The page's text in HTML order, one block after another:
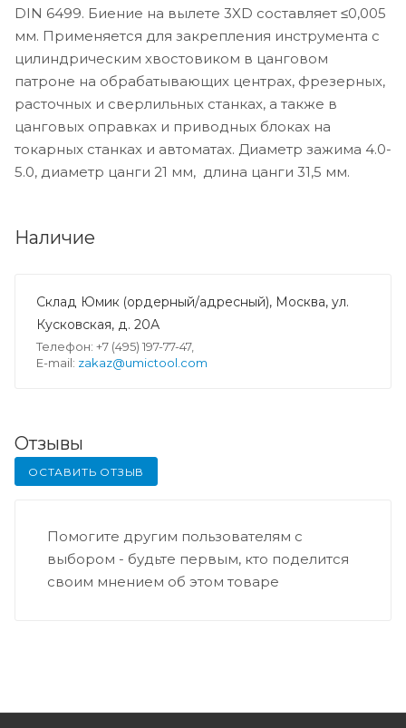
DIN 6499. Биение на вылете 3XD составляет ≤0,005
мм. Применяется для закрепления инструмента с
цилиндрическим хвостовиком в цанговом
патроне на обрабатывающих центрах, фрезерных,
расточных и сверлильных станках, а также в
цанговых оправках и приводных блоках на
токарных станках и автоматах. Диаметр зажима 4.0-
5.0, диаметр цанги 21 мм, длина цанги 31,5 мм.
Наличие
Склад Юмик (ордерный/адресный), Москва, ул.
Кусковская, д. 20А
Телефон: +7 (495) 197-77-47,
E-mail: zakaz@umictool.com
Отзывы
ОСТАВИТЬ ОТЗЫВ
Помогите другим пользователям с
выбором - будьте первым, кто поделится
своим мнением об этом товаре